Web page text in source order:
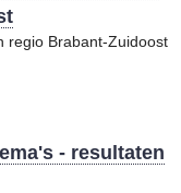
regio Brabant-Zuidoost
- resultaten